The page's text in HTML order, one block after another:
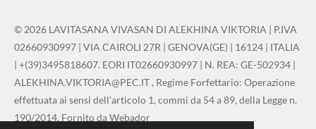
© 2026 LAVITASANA VIVASAN DI ALEKHINA VIKTORIA | P.IVA
02660930997 | VIA CAIROLI 27R | GENOVA(GE) | 16124 | ITALIA
| +(39)3495818607. EORI IT02660930997 | N. REA: GE-502934 |
ALEKHINA.VIKTORIA@PEC.IT , Regime Forfettario: Operazione
effettuata ai sensi dell'articolo 1, commi da 54 a 89, della Legge n.
190/2014. Fornito da Webador